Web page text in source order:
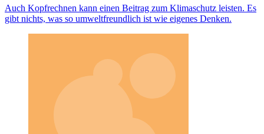
Auch Kopfrechnen kann einen Beitrag zum Klimaschutz leisten. Es
gibt nichts, was so umweltfreundlich ist wie eigenes Denken.